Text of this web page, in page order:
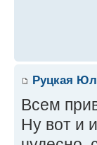
Руцкая
Всем
Ну вот и